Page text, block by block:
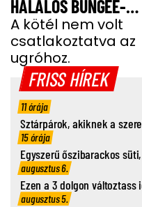
HALÁLOS BUNGEE-
UGRÁS ELŐTT A
FIATAL NŐ
A kötél nem volt
csatlakoztatva az
ugróhoz.
FRISS HÍREK
11 órája
Sztárpárok, akiknek a
15 órája
Egyszerű őszibarackos
augusztus 6.
Ezen a 3 dolgon
augusztus 5.